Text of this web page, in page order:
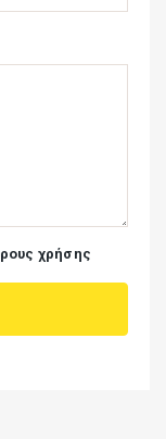
χρήσης